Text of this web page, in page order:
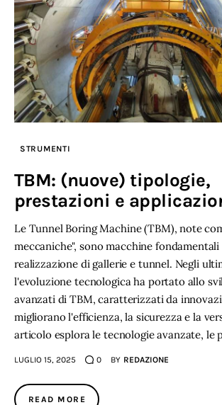
STRUMENTI
TBM: (nuove) tipologie,
prestazioni e
Le Tunnel Boring Machine (TBM), note
meccaniche", sono macchine fondamentali
realizzazione di gallerie e tunnel. Negli
l'evoluzione tecnologica ha portato allo
avanzati di TBM, caratterizzati da
migliorano l'efficienza, la sicurezza e la
articolo esplora le tecnologie avanzate, le
LUGLIO 15, 2025 0 BY REDAZIONE
READ MORE